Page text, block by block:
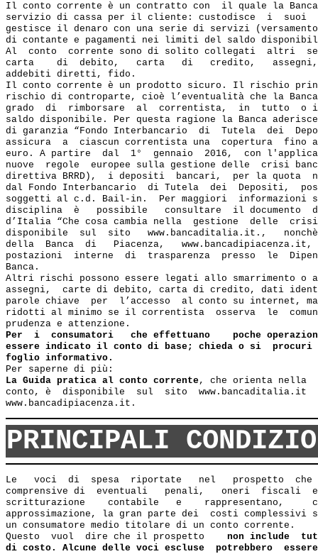
Il conto corrente è un contratto con  il quale la
servizio di cassa per il cliente: custodisce  i  suoi
gestisce il denaro con una serie di servizi
di contante e pagamenti nei limiti del saldo
Al  conto  corrente sono di solito collegati  altri
carta    di  debito,   carta   di   credito,
addebiti diretti, fido.
Il conto corrente è un prodotto sicuro. Il rischio
rischio di controparte, cioè l’eventualità che la
grado  di  rimborsare  al  correntista,  in  tutto  o
saldo disponibile. Per questa ragione la Banca
di garanzia “Fondo Interbancario  di  Tutela  dei
assicura  a  ciascun correntista una  copertura  fino a
euro. A partire  dal  1°  gennaio  2016,  con
nuove  regole  europee sulla gestione delle  crisi
direttiva BRRD),  i depositi  bancari,  per la quota
dal Fondo Interbancario  di Tutela  dei  Depositi,
soggetti al c.d. Bail-in.  Per maggiori  informazioni
disciplina  è   possibile   consultare  il documento
d’Italia “Che cosa cambia nella  gestione  delle
disponibile  sul  sito   www.bancaditalia.it.,
della  Banca  di   Piacenza,
postazioni  interne  di  trasparenza  presso  le
Banca.
Altri rischi possono essere legati allo smarrimento
assegni,  carte di debito, carta di credito, dati
parole chiave  per  l’accesso  al conto su internet,
ridotti al minimo se il correntista  osserva  le
prudenza e attenzione.
Per  i  consumatori   che effettuano    poche
essere indicato il conto di base; chieda o si
foglio informativo.
Per saperne di più:
La Guida pratica al conto corrente, che orienta nella
conto, è  disponibile  sul  sito  www.bancaditalia.it
PRINCIPALI
Le   voci  di  spesa  riportate   nel   prospetto  che
comprensive di  eventuali   penali,   oneri  fiscali
scritturazione    contabile   e    rappresentano,
approssimazione, la gran parte dei  costi complessivi
un consumatore medio titolare di un conto corrente.
Questo  vuol  dire che il prospetto non include
di costo. Alcune delle voci escluse  potrebbero